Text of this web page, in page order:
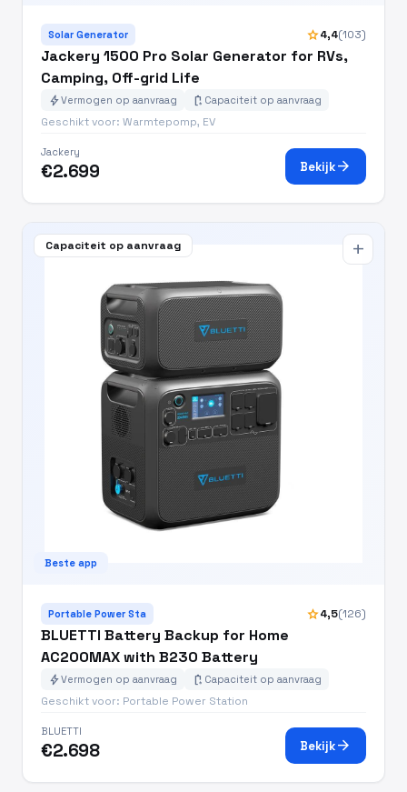
Solar Generator star4,4(103)
Jackery 1500 Pro Solar Generator for RVs,
Camping, Off-grid Life
boltVermogen op aanvraag battery_charging_full Capaciteit op aanvraag
Geschikt voor: Warmtepomp, EV
Jackery
€2.699 Bekijkarrow_forward
Capaciteit op aanvraag
Beste app
add
Portable Power Sta star4,5(126)
BLUETTI Battery Backup for Home
AC200MAX with B230 Battery
boltVermogen op aanvraag battery_charging_full Capaciteit op aanvraag
Geschikt voor: Portable Power Station
BLUETTI
€2.698 Bekijkarrow_forward